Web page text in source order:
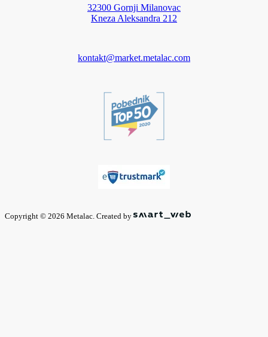
32300 Gornji Milanovac
Kneza Aleksandra 212
kontakt@market.metalac.com
Copyright © 2026 Metalac. Created by